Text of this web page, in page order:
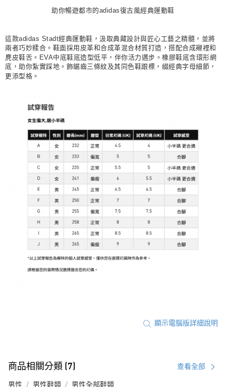
每筆NT$80，滿NT$1,500(含以上)免運費
助你暢遊都市的adidas復古風經典運動鞋
這款adidas Stadt經典運動鞋，汲取典藏設計與匠心工藝之精髓，並將
兩者巧妙糅合。鞋面採用皮革和合成革混合材質打造，搭配合成襯裡和
麂皮鞋舌。EVA中底鞋底造型低平，伴你活力邁步。橡膠鞋底含環形網
底，助你紮實踩地。飾鋸齒三條紋及其同色鞋跟標，綴經典字母細節，
更添型格。
顯示電腦版詳細說明
商品相關分類 (7) 查看全部
男性 男性鞋類 男性全部鞋類